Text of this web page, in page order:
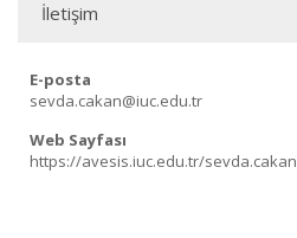
İletişim
E-posta
sevda.cakan@iuc.edu.tr
Web Sayfası
https://avesis.iuc.edu.tr/sevda.cakan